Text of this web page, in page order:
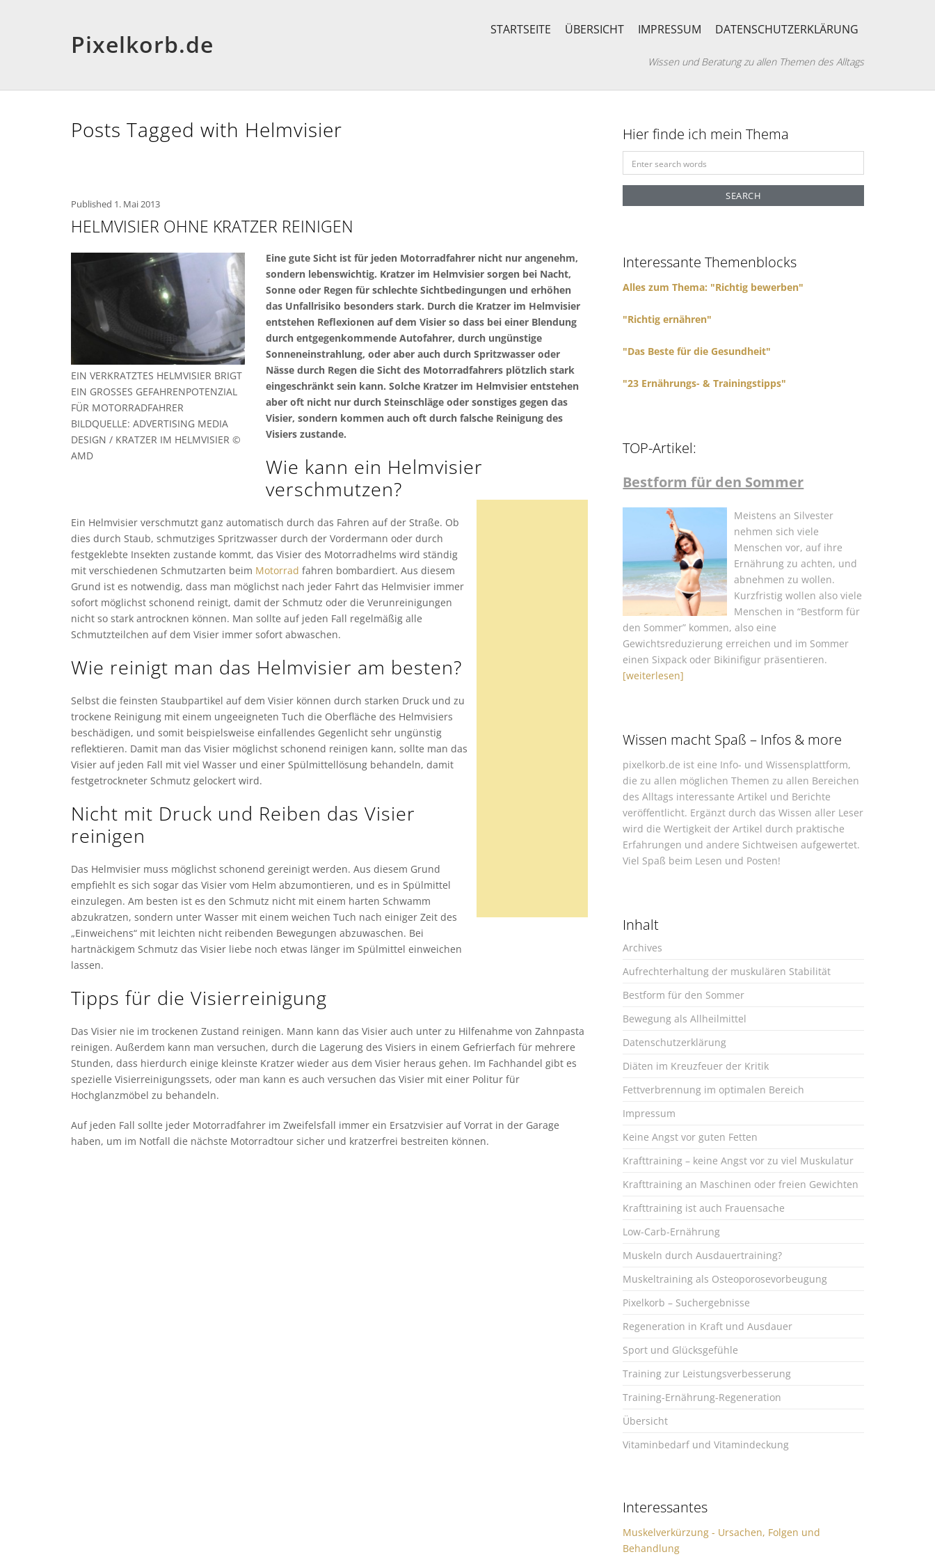
Pixelkorb.de
STARTSEITE ÜBERSICHT IMPRESSUM DATENSCHUTZERKLÄRUNG
Wissen und Beratung zu allen Themen des Alltags
Posts Tagged with Helmvisier
Published 1. Mai 2013
HELMVISIER OHNE KRATZER REINIGEN
EIN VERKRATZTES HELMVISIER BRIGT
EIN GROSSES GEFAHRENPOTENZIAL F
ÜR MOTORRADFAHRER
BILDQUELLE: ADVERTISING MEDIA
DESIGN / KRATZER IM HELMVISIER ©
AMD
Eine gute Sicht ist für jeden Motorradfahrer nicht nur angenehm,
sondern lebenswichtig. Kratzer im Helmvisier sorgen bei Nacht,
Sonne oder Regen für schlechte Sichtbedingungen und erhöhen
das Unfallrisiko besonders stark. Durch die Kratzer im Helmvisier
entstehen Reflexionen auf dem Visier so dass bei einer Blendung
durch entgegenkommende Autofahrer, durch ungünstige
Sonneneinstrahlung, oder aber auch durch Spritzwasser oder
Nässe durch Regen die Sicht des Motorradfahrers plötzlich stark
eingeschränkt sein kann. Solche Kratzer im Helmvisier entstehen
aber oft nicht nur durch Steinschläge oder sonstiges gegen das
Visier, sondern kommen auch oft durch falsche Reinigung des
Visiers zustande.
Wie kann ein Helmvisier
verschmutzen?
Ein Helmvisier verschmutzt ganz automatisch durch das Fahren auf der Straße. Ob
dies durch Staub, schmutziges Spritzwasser durch der Vordermann oder durch
festgeklebte Insekten zustande kommt, das Visier des Motorradhelms wird ständig
mit verschiedenen Schmutzarten beim Motorrad fahren bombardiert. Aus diesem
Grund ist es notwendig, dass man möglichst nach jeder Fahrt das Helmvisier immer
sofort möglichst schonend reinigt, damit der Schmutz oder die Verunreinigungen
nicht so stark antrocknen können. Man sollte auf jeden Fall regelmäßig alle
Schmutzteilchen auf dem Visier immer sofort abwaschen.
Wie reinigt man das Helmvisier am besten?
Selbst die feinsten Staubpartikel auf dem Visier können durch starken Druck und zu
trockene Reinigung mit einem ungeeigneten Tuch die Oberfläche des Helmvisiers
beschädigen, und somit beispielsweise einfallendes Gegenlicht sehr ungünstig
reflektieren. Damit man das Visier möglichst schonend reinigen kann, sollte man das
Visier auf jeden Fall mit viel Wasser und einer Spülmittellösung behandeln, damit
festgetrockneter Schmutz gelockert wird.
Nicht mit Druck und Reiben das Visier
reinigen
Das Helmvisier muss möglichst schonend gereinigt werden. Aus diesem Grund
empfiehlt es sich sogar das Visier vom Helm abzumontieren, und es in Spülmittel
einzulegen. Am besten ist es den Schmutz nicht mit einem harten Schwamm
abzukratzen, sondern unter Wasser mit einem weichen Tuch nach einiger Zeit des
„Einweichens“ mit leichten nicht reibenden Bewegungen abzuwaschen. Bei
hartnäckigem Schmutz das Visier liebe noch etwas länger im Spülmittel einweichen
lassen.
Tipps für die Visierreinigung
Das Visier nie im trockenen Zustand reinigen. Mann kann das Visier auch unter zu Hilfenahme von Zahnpasta
reinigen. Außerdem kann man versuchen, durch die Lagerung des Visiers in einem Gefrierfach für mehrere
Stunden, dass hierdurch einige kleinste Kratzer wieder aus dem Visier heraus gehen. Im Fachhandel gibt es
spezielle Visierreinigungssets, oder man kann es auch versuchen das Visier mit einer Politur für
Hochglanzmöbel zu behandeln.
Auf jeden Fall sollte jeder Motorradfahrer im Zweifelsfall immer ein Ersatzvisier auf Vorrat in der Garage
haben, um im Notfall die nächste Motorradtour sicher und kratzerfrei bestreiten können.
Hier finde ich mein Thema
e
r
f
o
r
Interessante Themenblocks
Alles zum Thema: "Richtig bewerben"
"Richtig ernähren"
"Das Beste für die Gesundheit"
"23 Ernährungs- & Trainingstipps"
TOP-Artikel:
Bestform für den Sommer
Meistens an Silvester
nehmen sich viele
Menschen vor, auf ihre
Ernährung zu achten, und
abnehmen zu wollen.
Kurzfristig wollen also viele
Menschen in “Bestform für
den Sommer” kommen, also eine
Gewichtsreduzierung erreichen und im Sommer
einen Sixpack oder Bikinifigur präsentieren.
[weiterlesen]
Wissen macht Spaß – Infos & more
pixelkorb.de ist eine Info- und Wissensplattform,
die zu allen möglichen Themen zu allen Bereichen
des Alltags interessante Artikel und Berichte
veröffentlicht. Ergänzt durch das Wissen aller Leser
wird die Wertigkeit der Artikel durch praktische
Erfahrungen und andere Sichtweisen aufgewertet.
Viel Spaß beim Lesen und Posten!
Inhalt
Archives
Aufrechterhaltung der muskulären Stabilität
Bestform für den Sommer
Bewegung als Allheilmittel
Datenschutzerklärung
Diäten im Kreuzfeuer der Kritik
Fettverbrennung im optimalen Bereich
Impressum
Keine Angst vor guten Fetten
Krafttraining – keine Angst vor zu viel Muskulatur
Krafttraining an Maschinen oder freien Gewichten
Krafttraining ist auch Frauensache
Low-Carb-Ernährung
Muskeln durch Ausdauertraining?
Muskeltraining als Osteoporosevorbeugung
Pixelkorb – Suchergebnisse
Regeneration in Kraft und Ausdauer
Sport und Glücksgefühle
Training zur Leistungsverbesserung
Training-Ernährung-Regeneration
Übersicht
Vitaminbedarf und Vitamindeckung
Interessantes
Muskelverkürzung - Ursachen, Folgen und
Behandlung